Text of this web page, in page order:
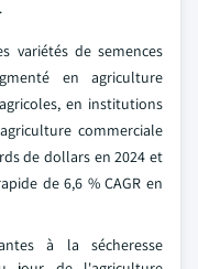
variétés de semences
en agriculture
en institutions
commerciale
de dollars en 2024 et
de 6,6 % CAGR en
à la sécheresse